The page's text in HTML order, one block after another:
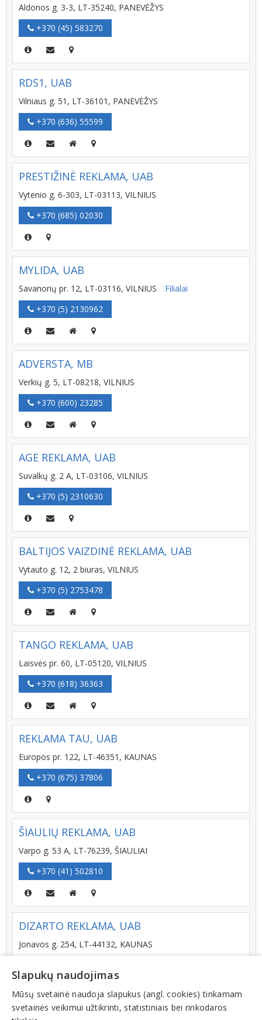
Aldonos g. 3-3, LT-35240, PANEVĖŽYS
+370 (45) 583270
RDS1, UAB
Vilniaus g. 51, LT-36101, PANEVĖŽYS
+370 (636) 55599
PRESTIŽINĖ REKLAMA, UAB
Vytenio g. 6-303, LT-03113, VILNIUS
+370 (685) 02030
MYLIDA, UAB
Savanorių pr. 12, LT-03116, VILNIUS
Filialai
+370 (5) 2130962
ADVERSTA, MB
Verkių g. 5, LT-08218, VILNIUS
+370 (600) 23285
AGE REKLAMA, UAB
Suvalkų g. 2 A, LT-03106, VILNIUS
+370 (5) 2310630
BALTIJOS VAIZDINĖ REKLAMA, UAB
Vytauto g. 12, 2 biuras, VILNIUS
+370 (5) 2753478
TANGO REKLAMA, UAB
Laisvės pr. 60, LT-05120, VILNIUS
+370 (618) 36363
REKLAMA TAU, UAB
Europos pr. 122, LT-46351, KAUNAS
+370 (675) 37806
ŠIAULIŲ REKLAMA, UAB
Varpo g. 53 A, LT-76239, ŠIAULIAI
+370 (41) 502810
DIZARTO REKLAMA, UAB
Jonavos g. 254, LT-44132, KAUNAS
Slapukų naudojimas
Mūsų svetainė naudoja slapukus (angl. cookies) tinkamam
svetainės veikimui užtikrinti, statistiniais bei rinkodaros